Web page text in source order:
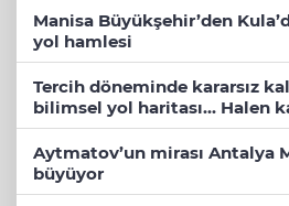
Manisa Büyükşehir’den
yol hamlesi
Tercih döneminde kararsız
bilimsel yol haritası... Halen
çözün!
Aytmatov’un mirası Antalya
büyüyor